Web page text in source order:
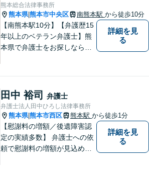
熊本総合法律事務所
熊本県|熊本市中央区 南熊本駅 から徒歩10分
【南熊本駅10分】【弁護歴15
年以上のベテラン弁護士】熊
本県で弁護士をお探しなら、
ています。皆様にとって一番
のパートナーとなれるよう、
精一杯取り組ませていただき
ます。
詳細を見
る
田中 裕司 弁護士
弁護士法人田中ひろし法律事務所
熊本県|熊本市西区 熊本駅 から徒歩1分
【慰謝料の増額／後遺障害認
定の実績多数】 弁護士への依
頼で慰謝料の増額が見込めま
詳細を見
る